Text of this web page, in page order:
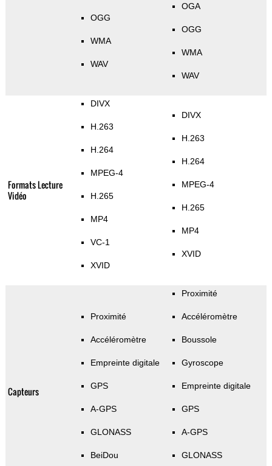
OGG
WMA
WAV
OGA
OGG
WMA
WAV
Formats Lecture
Vidéo
DIVX
H.263
H.264
MPEG-4
H.265
MP4
VC-1
XVID
DIVX
H.263
H.264
MPEG-4
H.265
MP4
XVID
Capteurs
Proximité
Accéléromètre
Empreinte digitale
GPS
A-GPS
GLONASS
BeiDou
Proximité
Accéléromètre
Boussole
Gyroscope
Empreinte digitale
GPS
A-GPS
GLONASS